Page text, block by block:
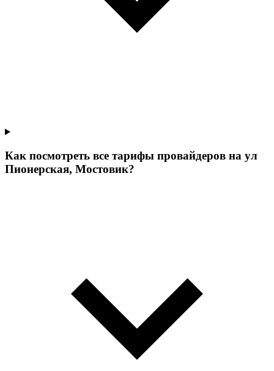
Как посмотреть все тарифы провайдеров на ул
Пионерская, Мостовик?